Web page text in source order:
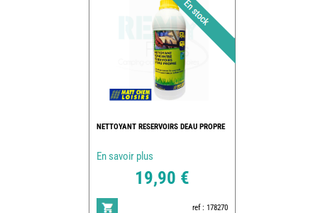
NETTOYANT RESERVOIRS DEAU PROPRE
En savoir plus
19,90 €
ref : 178270